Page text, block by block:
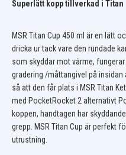
Superlätt kopp tillverkad i Titan
MSR Titan Cup 450 ml är en lätt
dricka ur tack vare den rundade
som skyddar mot värme,
gradering /måttangivel på insidan
så att den får plats i MSR Titan
med PocketRocket 2 alternativt
koppen, handtagen har
grepp. MSR Titan Cup är perfekt
utrustning.